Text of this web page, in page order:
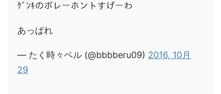
ｹﾞﾝｷのボレーホントすげーわ
あっぱれ
— たく時々ベル (@bbbberu09) 2016, 10月
29